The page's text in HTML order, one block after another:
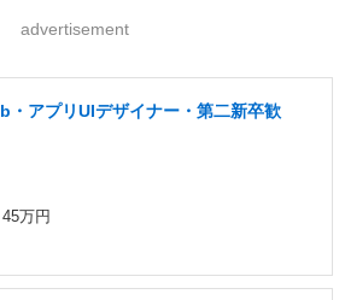
advertisement
・アプリUIデザイナー・第二新卒歓
万円